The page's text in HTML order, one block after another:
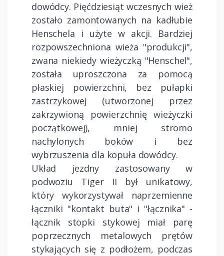
dowódcy. Pięćdziesiąt wczesnych wież
zostało zamontowanych na kadłubie
Henschela i użyte w akcji. Bardziej
rozpowszechniona wieża "produkcji",
zwana niekiedy wieżyczką "Henschel",
została uproszczona za pomocą
płaskiej powierzchni, bez pułapki
zastrzykowej (utworzonej przez
zakrzywioną powierzchnię wieżyczki
początkowej), mniej stromo
nachylonych boków i bez
wybrzuszenia dla kopuła dowódcy.
Układ jezdny zastosowany w
podwoziu Tiger II był unikatowy,
który wykorzystywał naprzemienne
łączniki "kontakt buta" i "łącznika" -
łącznik stopki stykowej miał parę
poprzecznych metalowych prętów
stykających się z podłożem, podczas